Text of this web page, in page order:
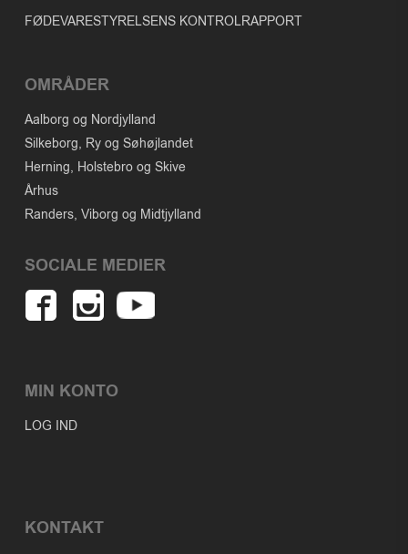
FØDEVARESTYRELSENS KONTROLRAPPORT
OMRÅDER
Aalborg og Nordjylland
Silkeborg, Ry og Søhøjlandet
Herning, Holstebro og Skive
Århus
Randers, Viborg og Midtjylland
SOCIALE MEDIER
MIN KONTO
LOG IND
KONTAKT